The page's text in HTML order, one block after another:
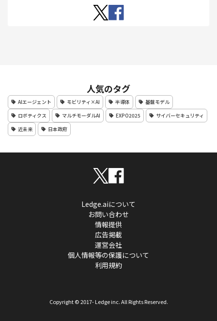
人気のタグ
AIエージェント モビリティ×AI 半導体
基盤モデル
ロボティクス
マルチモーダルAI EXPO2025
サイバーセキュリティ
近未来
日本政府
Ledge.aiについて
お問い合わせ
情報提供
広告掲載
運営会社
個人情報等の保護について
利用規約
Copyright © 2017- Ledge inc. All Rights Reserved.